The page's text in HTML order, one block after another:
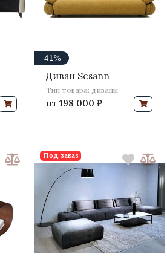
-41%
Диван Sesann
Тип товара: диваны
от 198 000 ₽
Под заказ